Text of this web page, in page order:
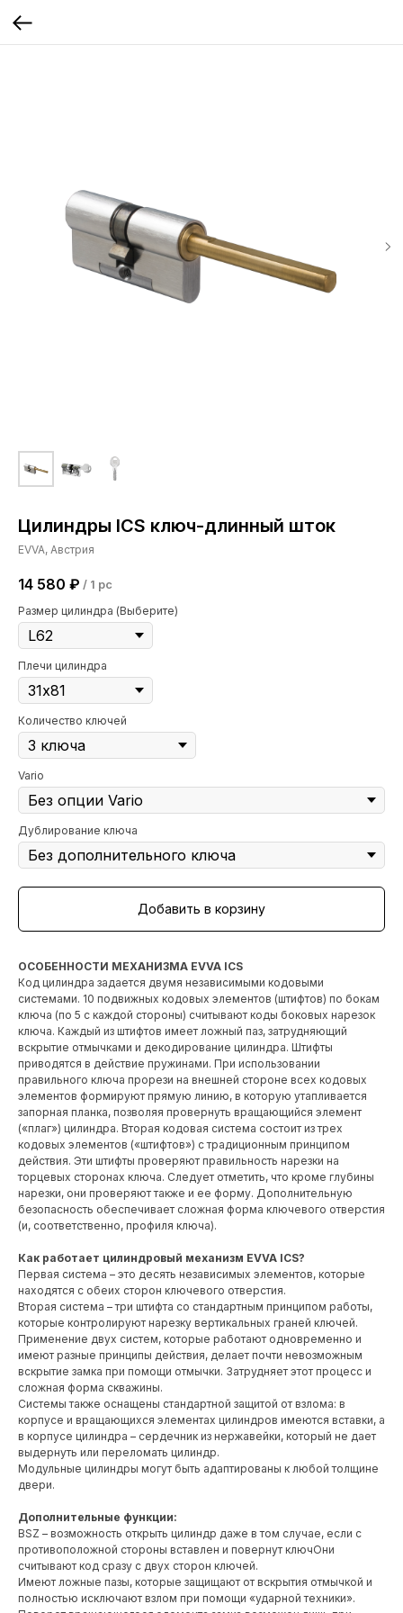
Цилиндры ICS ключ-длинный шток
EVVA, Австрия
14 580 ₽ / 1 pc
Размер цилиндра (Выберите)
Плечи цилиндра
Количество ключей
Vario
Дублирование ключа
Добавить в корзину
ОСОБЕННОСТИ МЕХАНИЗМА EVVA ICS
Код цилиндра задается двумя независимыми кодовыми
системами. 10 подвижных кодовых элементов (штифтов) по бокам
ключа (по 5 с каждой стороны) считывают коды боковых нарезок
ключа. Каждый из штифтов имеет ложный паз, затрудняющий
вскрытие отмычками и декодирование цилиндра. Штифты
приводятся в действие пружинами. При использовании
правильного ключа прорези на внешней стороне всех кодовых
элементов формируют прямую линию, в которую утапливается
запорная планка, позволяя провернуть вращающийся элемент
(«плаг») цилиндра. Вторая кодовая система состоит из трех
кодовых элементов («штифтов») с традиционным принципом
действия. Эти штифты проверяют правильность нарезки на
торцевых сторонах ключа. Следует отметить, что кроме глубины
нарезки, они проверяют также и ее форму. Дополнительную
безопасность обеспечивает сложная форма ключевого отверстия
(и, соответственно, профиля ключа).
Как работает цилиндровый механизм EVVA ICS?
Первая система – это десять независимых элементов, которые
находятся с обеих сторон ключевого отверстия.
Вторая система – три штифта со стандартным принципом работы,
которые контролируют нарезку вертикальных граней ключей.
Применение двух систем, которые работают одновременно и
имеют разные принципы действия, делает почти невозможным
вскрытие замка при помощи отмычки. Затрудняет этот процесс и
сложная форма скважины.
Системы также оснащены стандартной защитой от взлома: в
корпусе и вращающихся элементах цилиндров имеются вставки, а
в корпусе цилиндра – сердечник из нержавейки, который не дает
выдернуть или переломать цилиндр.
Модульные цилиндры могут быть адаптированы к любой толщине
двери.
Дополнительные функции:
BSZ – возможность открыть цилиндр даже в том случае, если с
противоположной стороны вставлен и повернут ключОни
считывают код сразу с двух сторон ключей.
Имеют ложные пазы, которые защищают от вскрытия отмычкой и
полностью исключают взлом при помощи «ударной техники».